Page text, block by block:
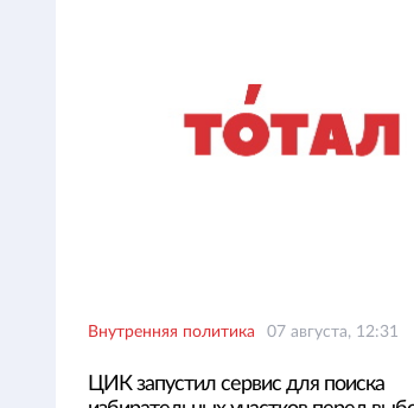
Внутренняя политика 07 августа, 12:31
ЦИК запустил сервис для поиска